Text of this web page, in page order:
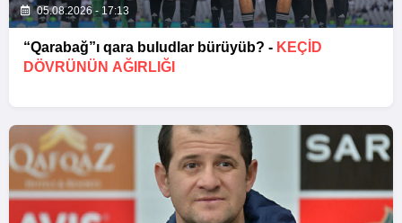
05.08.2026 - 17:13
“Qarabağ”ı qara buludlar bürüyüb? - KEÇID
DÖVRÜNÜN AĞIRLIĞI